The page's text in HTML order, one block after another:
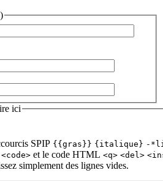
ici
SPIP {{gras}} {italique} -
<code> et le code HTML <q> <del>
simplement des lignes vides.